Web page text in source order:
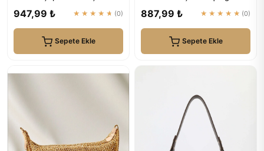
947,99 ₺ ★★★★★ (0)
Sepete Ekle
887,99 ₺ ★★★★★ (0)
Sepete Ekle